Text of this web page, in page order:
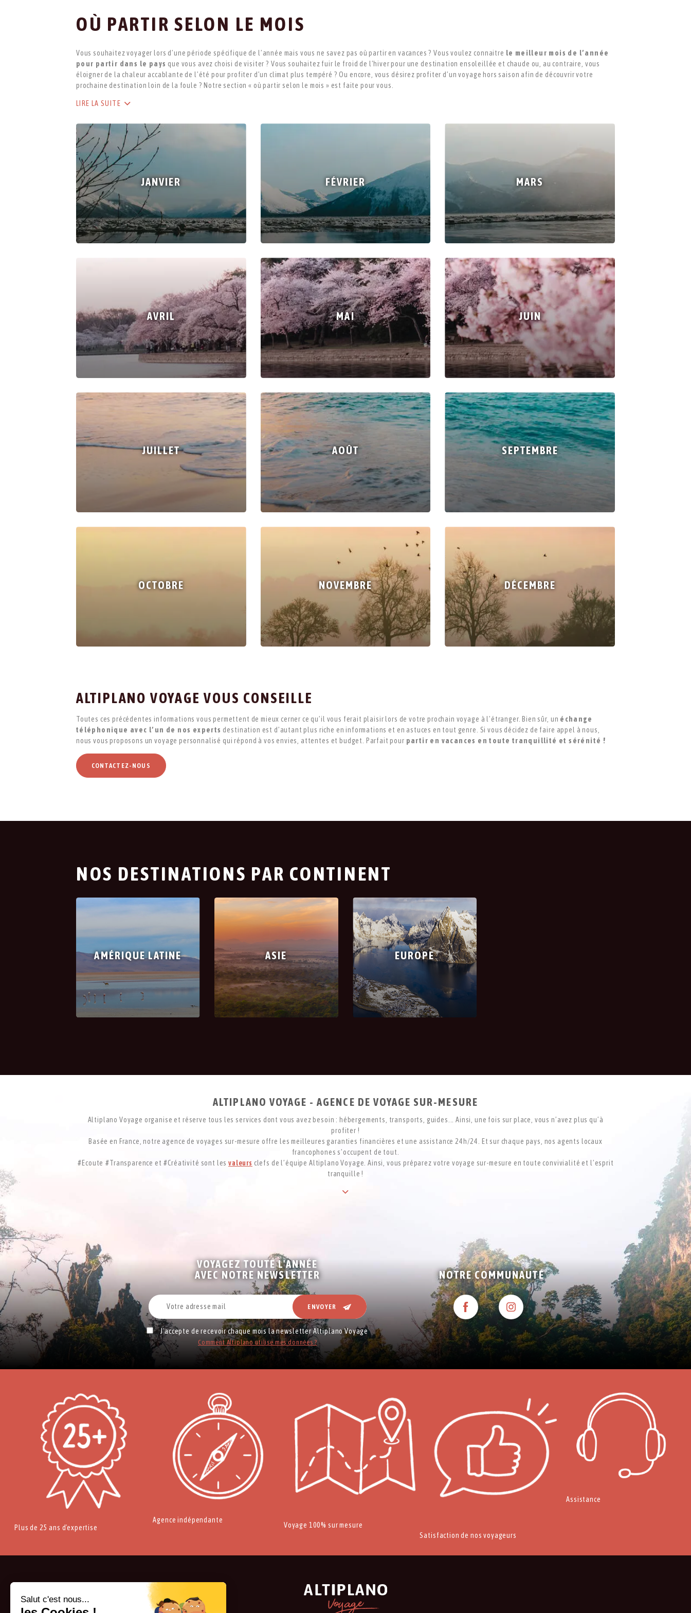
OÙ PARTIR SELON LE MOIS
Vous souhaitez voyager lors d’une période spécifique de l’année mais vous ne savez pas où partir en vacances ? Vous voulez connaitre le meilleur mois de l’année
pour partir dans le pays que vous avez choisi de visiter ? Vous souhaitez fuir le froid de l’hiver pour une destination ensoleillée et chaude ou, au contraire, vous
éloigner de la chaleur accablante de l’été pour profiter d’un climat plus tempéré ? Ou encore, vous désirez profiter d’un voyage hors saison afin de découvrir votre
prochaine destination loin de la foule ? Notre section « où partir selon le mois » est faite pour vous.
LIRE LA SUITE
JANVIER FÉVRIER MARS
AVRIL MAI JUIN
JUILLET AOÛT SEPTEMBRE
OCTOBRE NOVEMBRE DÉCEMBRE
ALTIPLANO VOYAGE VOUS CONSEILLE
Toutes ces précédentes informations vous permettent de mieux cerner ce qu’il vous ferait plaisir lors de votre prochain voyage à l’étranger. Bien sûr, un échange
téléphonique avec l’un de nos experts destination est d’autant plus riche en informations et en astuces en tout genre. Si vous décidez de faire appel à nous,
nous vous proposons un voyage personnalisé qui répond à vos envies, attentes et budget. Parfait pour partir en vacances en toute tranquillité et sérénité !
CONTACTEZ-NOUS
NOS DESTINATIONS PAR CONTINENT
AMÉRIQUE LATINE ASIE EUROPE
ALTIPLANO VOYAGE - AGENCE DE VOYAGE SUR-MESURE
Altiplano Voyage organise et réserve tous les services dont vous avez besoin : hébergements, transports, guides... Ainsi, une fois sur place, vous n’avez plus qu’à
profiter !
Basée en France, notre agence de voyages sur-mesure offre les meilleures garanties financières et une assistance 24h/24. Et sur chaque pays, nos agents locaux
francophones s’occupent de tout.
#Ecoute #Transparence et #Créativité sont lesvaleurs clefs de l’équipe Altiplano Voyage. Ainsi, vous préparez votre voyage sur-mesure en toute convivialité et l’esprit
tranquille !
VOYAGEZ TOUTE L'ANNÉE
AVEC NOTRE NEWSLETTER
ENVOYER
J'accepte de recevoir chaque mois la newsletter Altiplano Voyage
Comment Altiplano utilise mes données ?
NOTRE COMMUNAUTÉ
Plus de 25 ans d'expertise
Agence indépendante
Voyage 100% sur mesure
Satisfaction de nos voyageurs
Assistance